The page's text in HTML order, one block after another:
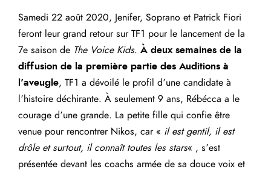
Samedi 22 août 2020, Jenifer, Soprano et Patrick Fiori
feront leur grand retour sur TF1 pour le lancement de la
7e saison de The Voice Kids. À deux semaines de la
diffusion de la première partie des Auditions à
l’aveugle, TF1 a dévoilé le profil d’une candidate à
l’histoire déchirante. À seulement 9 ans, Rébécca a le
courage d’une grande. La petite fille qui confie être
venue pour rencontrer Nikos, car « il est gentil, il est
drôle et surtout, il connaît toutes les stars« , s’est
présentée devant les coachs armée de sa douce voix et